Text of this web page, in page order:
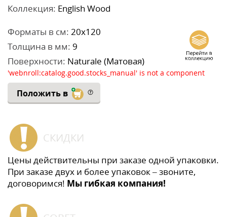
Коллекция: English Wood
Форматы в см: 20x120
Толщина в мм: 9
Поверхности: Naturale (Матовая)
'webnroll:catalog.good.stocks_manual' is not a component
Положить в
СКИДКИ
Цены действительны при заказе одной упаковки.
При заказе двух и более упаковок – звоните,
договоримся! Мы гибкая компания!